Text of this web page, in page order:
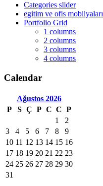
Categories slider
egitim ve ofis mobilyaları
Portfolio Grid
1 columns
2 columns
3 columns
4 columns
Calendar
Ağustos 2026
P
S Ç P C C P
1
2
3
4 5 6 7 8
9
10 11 12 13 14 15 16
17 18 19 20 21 22 23
24 25 26 27 28 29 30
31